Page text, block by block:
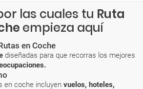
las cuales tu Ruta
empieza aquí
en Coche
diseñadas para que recorras los mejores
en coche incluyen vuelos, hoteles,